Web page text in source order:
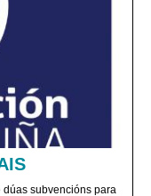
subvencións para